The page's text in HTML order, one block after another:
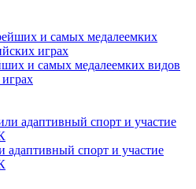
и самых медалеемких видов
адаптивный спорт и участие